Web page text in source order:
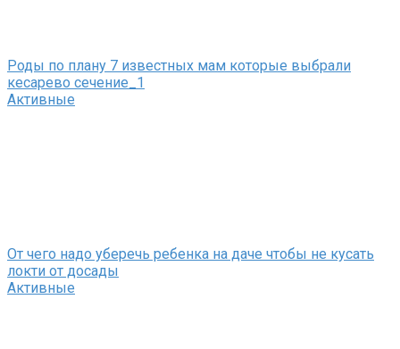
Роды по плану 7 известных мам которые выбрали
кесарево сечение_1
Активные
От чего надо уберечь ребенка на даче чтобы не кусать
локти от досады
Активные